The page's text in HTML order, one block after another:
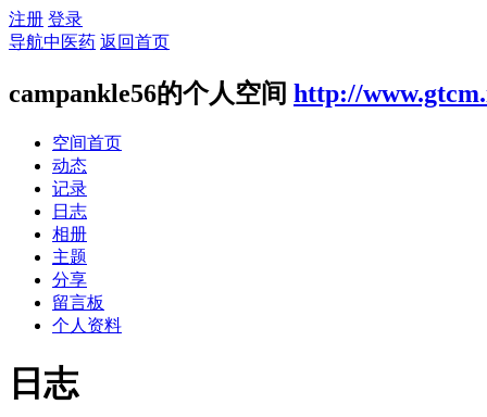
注册 登录
导航中医药 返回首页
campankle56的个人空间 http://
空间首页
动态
记录
日志
相册
主题
分享
留言板
个人资料
日志